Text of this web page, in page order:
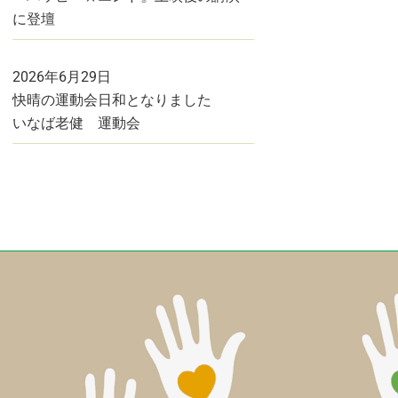
に登壇
2026年6月29日
快晴の運動会日和となりました
いなば老健 運動会